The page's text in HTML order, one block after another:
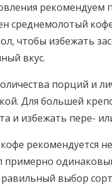
рекомендуем
среднемолотый
чтобы избежать
вкус.
порций и
Для большей
и избежать пере-
рекомендуется
выбор